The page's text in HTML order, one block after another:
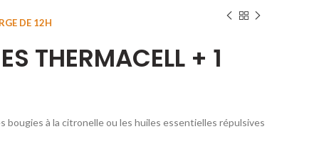
DE 12H
THERMACELL + 1
à la citronelle ou les huiles essentielles répulsives